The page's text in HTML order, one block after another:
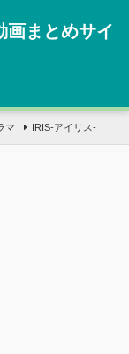
画まとめサイ
マ IRIS-アイリス-